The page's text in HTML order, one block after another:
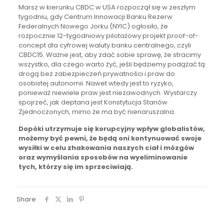
Marsz w kierunku CBDC w USA rozpoczął się w zeszłym
tygodniu, gdy Centrum Innowacji Banku Rezerw
Federalnych Nowego Jorku (NYIC) ogłosiło, że
rozpocznie 12-tygodniowy pilotażowy projekt proof-of-
concept dla cyfrowej waluty banku centralnego, czyli
CBDC15. Ważne jest, aby zdać sobie sprawę, że stracimy
wszystko, dla czego warto żyć, jeśli będziemy podążać tą
drogą bez zabezpieczeń prywatności i praw do
osobistej autonomii. Nawet wtedy jest to ryzyko,
ponieważ niewiele praw jest niezawodnych. Wystarczy
spojrzeć, jak deptana jest Konstytucja Stanów
Zjednoczonych, mimo że ma być nienaruszalna.
Dopóki utrzymuje się korupcyjny wpływ globalistów,
możemy być pewni, że będą oni kontynuować swoje
wysiłki w celu zhakowania naszych ciał i mózgów
oraz wymyślania sposobów na wyeliminowanie
tych, którzy się im sprzeciwiają.
Share